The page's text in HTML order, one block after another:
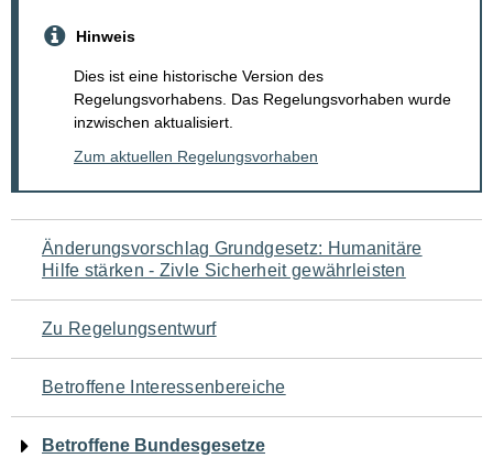
Hinweis
Dies ist eine historische Version des
Regelungsvorhabens. Das Regelungsvorhaben wurde
inzwischen aktualisiert.
Zum aktuellen Regelungsvorhaben
Navigation
für
den
Seiteninhalt
Änderungsvorschlag Grundgesetz: Humanitäre
Hilfe stärken - Zivle Sicherheit gewährleisten
Zu Regelungsentwurf
Betroffene Interessenbereiche
Betroffene Bundesgesetze